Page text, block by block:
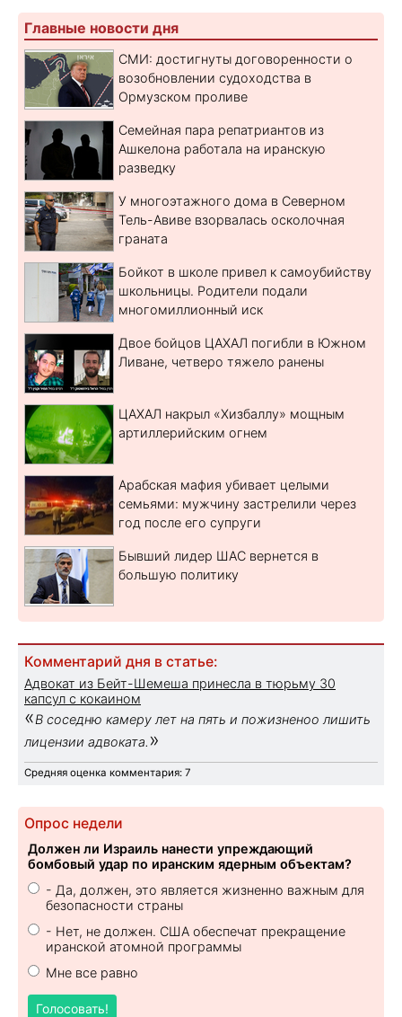
Главные новости дня
СМИ: достигнуты договоренности о
возобновлении судоходства в
Ормузском проливе
Семейная пара репатриантов из
Ашкелона работала на иранскую
разведку
У многоэтажного дома в Северном
Тель-Авиве взорвалась осколочная
граната
Бойкот в школе привел к самоубийству
школьницы. Родители подали
многомиллионный иск
Двое бойцов ЦАХАЛ погибли в Южном
Ливане, четверо тяжело ранены
ЦАХАЛ накрыл «Хизбаллу» мощным
артиллерийским огнем
Арабская мафия убивает целыми
семьями: мужчину застрелили через
год после его супруги
Бывший лидер ШАС вернется в
большую политику
Комментарий дня в статье:
Адвокат из Бейт-Шемеша принесла в тюрьму 30
капсул с кокаином
«В соседню камеру лет на пять и пожизненоо лишить
лицензии адвоката. »
Средняя оценка комментария: 7
Опрос недели
Должен ли Израиль нанести упреждающий
бомбовый удар по иранским ядерным объектам?
- Да, должен, это является жизненно важным для
безопасности страны
- Нет, не должен. США обеспечат прекращение
иранской атомной программы
Мне все равно
Голосовать!